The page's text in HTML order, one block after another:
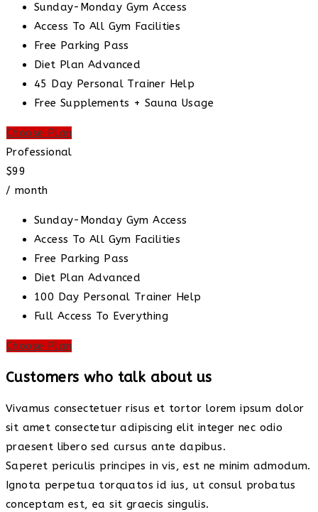
Sunday-Monday Gym Access
Access To All Gym Facilities
Free Parking Pass
Diet Plan Advanced
45 Day Personal Trainer Help
Free Supplements + Sauna Usage
Choose Plan
Professional
$99
/ month
Sunday-Monday Gym Access
Access To All Gym Facilities
Free Parking Pass
Diet Plan Advanced
100 Day Personal Trainer Help
Full Access To Everything
Choose Plan
Customers who talk about us
Vivamus consectetuer risus et tortor lorem ipsum dolor
sit amet consectetur adipiscing elit integer nec odio
praesent libero sed cursus ante dapibus.
Saperet periculis principes in vis, est ne minim admodum.
Ignota perpetua torquatos id ius, ut consul probatus
conceptam est, ea sit graecis singulis.